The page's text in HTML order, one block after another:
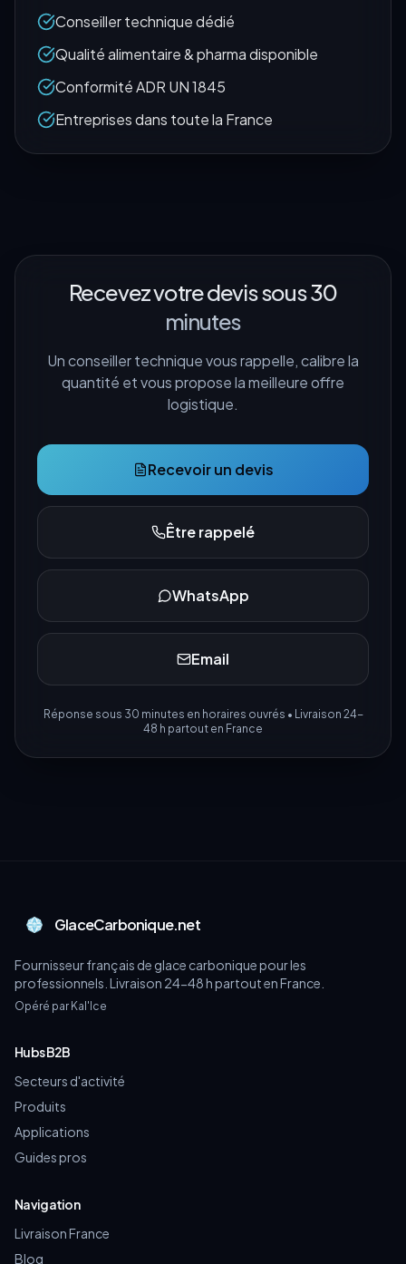
Conseiller technique dédié
Qualité alimentaire & pharma disponible
Conformité ADR UN 1845
Entreprises dans toute la France
Recevez votre devis sous 30
minutes
Un conseiller technique vous rappelle, calibre la
quantité et vous propose la meilleure offre
logistique.
Recevoir un devis
Être rappelé
WhatsApp
Email
Réponse sous 30 minutes en horaires ouvrés • Livraison 24-
48 h partout en France
GlaceCarbonique.net
Fournisseur français de glace carbonique pour les
professionnels. Livraison 24-48 h partout en France.
Opéré par Kal'Ice
Hubs B2B
Secteurs d'activité
Produits
Applications
Guides pros
Navigation
Livraison France
Blog